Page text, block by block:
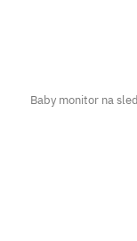
Baby monitor na